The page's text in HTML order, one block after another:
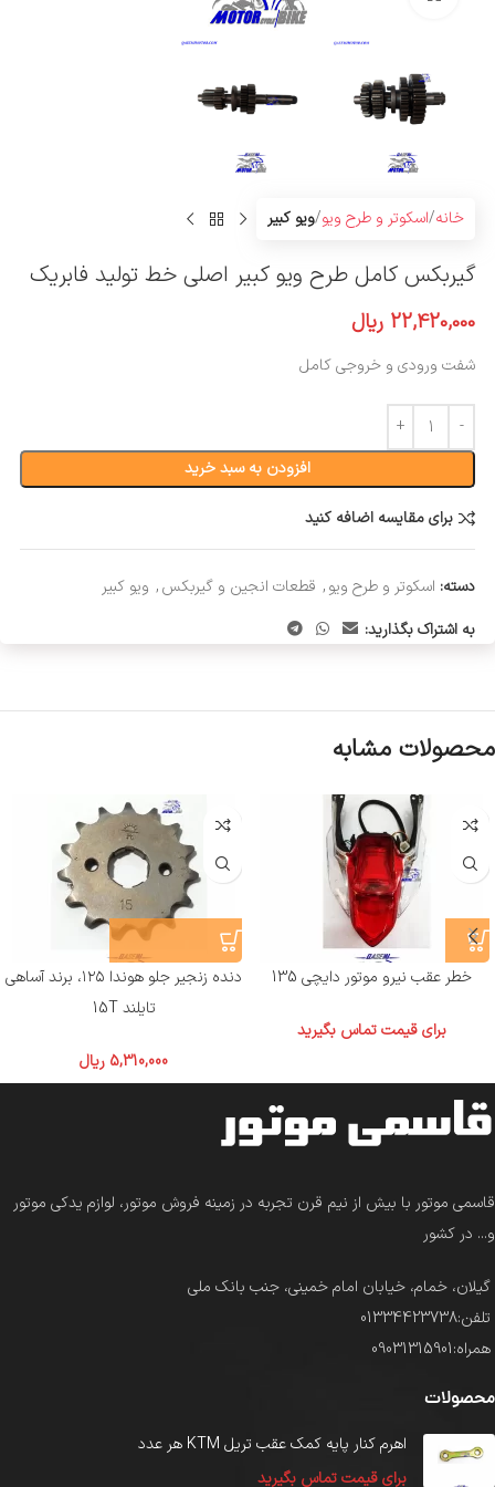
خانه اسکوتر و طرح ویو ویو کبیر
گیربکس کامل طرح ویو کبیر اصلی خط تولید فابریک
22,420,000 ریال
شفت ورودی و خروجی کامل
افزودن به سبد خرید
برای مقایسه اضافه کنید
دسته: اسکوتر و طرح ویو, قطعات انجین و گیربکس, ویو کبیر
به اشتراک بگذارید:
محصولات مشابه
خطر عقب نیرو موتور دایچی 135
برای قیمت تماس بگیرید
دنده زنجیر جلو هوندا ۱۲۵، برند آساهی
تایلند 15T
5,310,000 ریال
قاسمی موتور با بیش از نیم قرن تجربه در زمینه فروش موتور، لوازم یدکی موتور
و... در کشور
گیلان، خمام، خیابان امام خمینی، جنب بانک ملی
تلفن:01334423738
همراه:09031315901
محصولات
اهرم کنار پایه کمک عقب تریل KTM هر عدد
برای قیمت تماس بگیرید